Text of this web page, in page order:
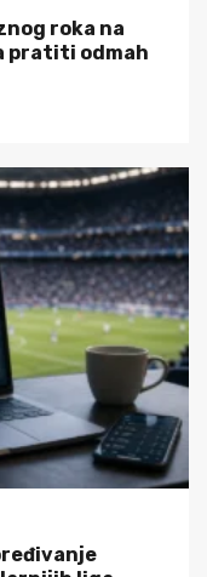
roka na
pratiti odmah